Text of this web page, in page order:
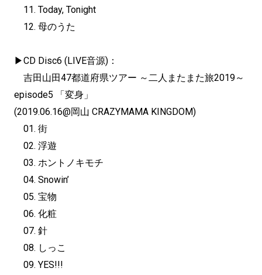
11. Today, Tonight
12. 母のうた
▶︎CD Disc6 (LIVE音源)：
吉田山田47都道府県ツアー ～二人またまた旅2019～
episode5 「変身」
(2019.06.16@岡山 CRAZYMAMA KINGDOM)
01. 街
02. 浮遊
03. ホントノキモチ
04. Snowin’
05. 宝物
06. 化粧
07. 針
08. しっこ
09. YES!!!